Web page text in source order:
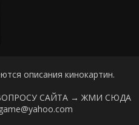
описания кинокартин.
САЙТА → ЖМИ СЮДА